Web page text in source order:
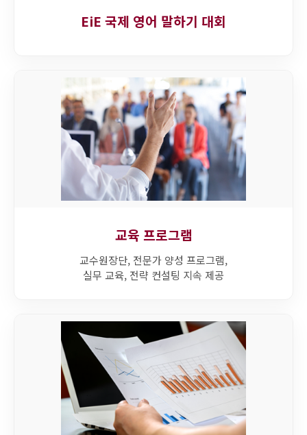
EiE 국제 영어 말하기 대회
교육 프로그램
교수원장단, 전문가 양성 프로그램,
실무 교육, 전략 컨설팅 지속 제공